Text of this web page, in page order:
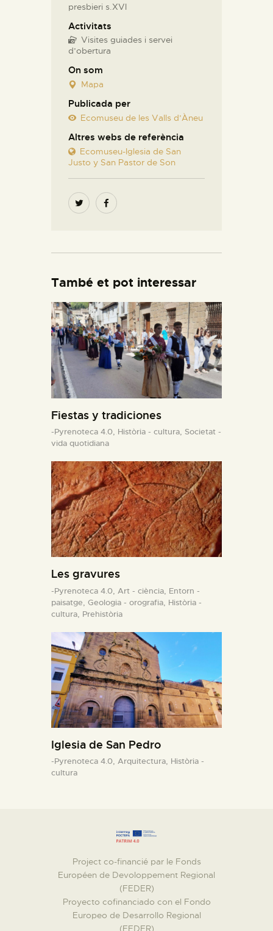
presbieri s.XVI
Activitats
Visites guiades i servei
d’obertura
On som
Mapa
Publicada per
Ecomuseu de les Valls d’Àneu
Altres webs de referència
Ecomuseu-Iglesia de San
Justo y San Pastor de Son
També et pot interessar
Fiestas y tradiciones
-Pyrenoteca 4.0, Història - cultura, Societat -
vida quotidiana
Les gravures
-Pyrenoteca 4.0, Art - ciència, Entorn -
paisatge, Geologia - orografia, Història -
cultura, Prehistòria
Iglesia de San Pedro
-Pyrenoteca 4.0, Arquitectura, Història -
cultura
Project co-financié par le Fonds
Européen de Devoloppement Regional
(FEDER)
Proyecto cofinanciado con el Fondo
Europeo de Desarrollo Regional
(FEDER)